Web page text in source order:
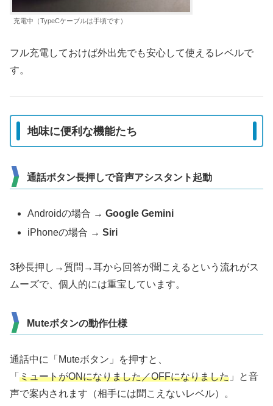
充電中（TypeCケーブルは手頃です）
フル充電しておけば外出先でも安心して使えるレベルで
す。
地味に便利な機能たち
通話ボタン長押しで音声アシスタント起動
Androidの場合 →Google Gemini
iPhoneの場合 →Siri
3秒長押し→質問→耳から回答が聞こえるという流れがス
ムーズで、個人的には重宝しています。
Muteボタンの動作仕様
通話中に「Muteボタン」を押すと、
「 ミュートがONになりました／OFFになりました 」と音
声で案内されます（相手には聞こえないレベル）。